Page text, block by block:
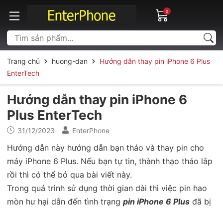
0
Trang chủ huong-dan
Hướng dẫn thay pin iPhone 6 Plus
EnterTech
Hướng dẫn thay pin iPhone 6
Plus EnterTech
31/12/2023 EnterPhone
Hướng dẫn này hướng dẫn bạn tháo và thay pin cho
máy iPhone 6 Plus. Nếu bạn tự tin, thành thạo tháo lắp
rồi thì có thể bỏ qua bài viết này.
Trong quá trình sử dụng thời gian dài thì việc pin hao
mòn hư hại dẫn đến tình trạng pin iPhone 6 Plus đã bị